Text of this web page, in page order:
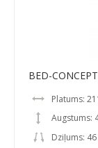
BED-
Platums:
Augstums:
Dziļums: